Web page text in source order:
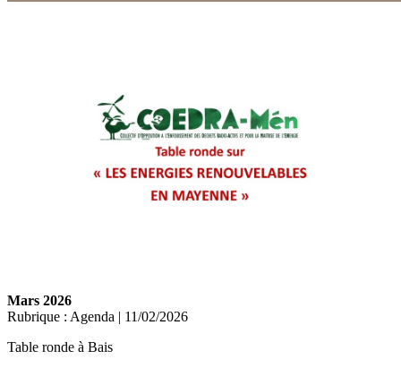
Mars 2026
Rubrique : Agenda | 11/02/2026
Table ronde à Bais